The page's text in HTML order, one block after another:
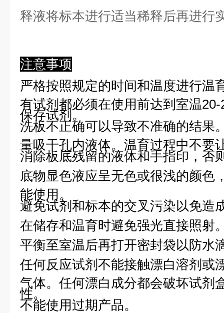
释液将标本进行适当稀释后再进行
注意事项
严格按照规定的时间和温度进行温
有试剂都必须在使用前达到室温
保存试剂。
洗板不正确可以导致不准确的结果
量吸干孔内液体。温育过程中不要
消除板底残留的液体和手指印，否
底物显色液应呈无色或很浅的颜色
能使用。
避免试剂和标本的交叉污染以免造
在储存和温育时避免强光直接照射
平衡至室温后再打开密封袋以防水
任何反应试剂不能接触漂白溶剂或
气体。任何漂白成分都会破坏试剂
性。
不能使用过期产品。